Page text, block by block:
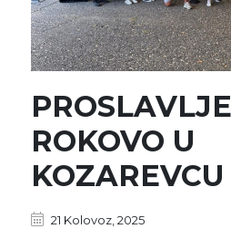
ROKOVO U
KOZAREVCU
21 Kolovoz, 2025